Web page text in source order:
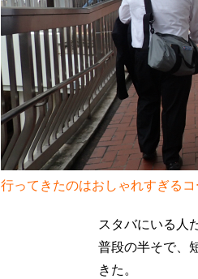
行ってきたのはおしゃれすぎる
スタバにいる人
普段の半そで、
きた。